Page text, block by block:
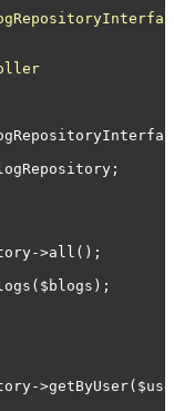
>all();